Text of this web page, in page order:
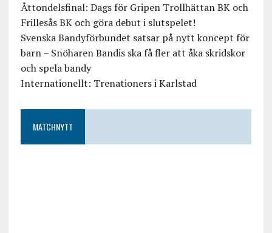
Åttondelsfinal: Dags för Gripen Trollhättan BK och
Frillesås BK och göra debut i slutspelet!
Svenska Bandyförbundet satsar på nytt koncept för
barn – Snöharen Bandis ska få fler att åka skridskor
och spela bandy
Internationellt: Trenationers i Karlstad
MATCHNYTT